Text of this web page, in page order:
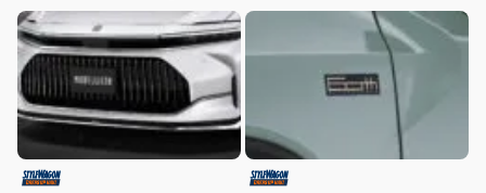
たエアロに22インチホイー
ルで武装
室内照明をグレードアップ